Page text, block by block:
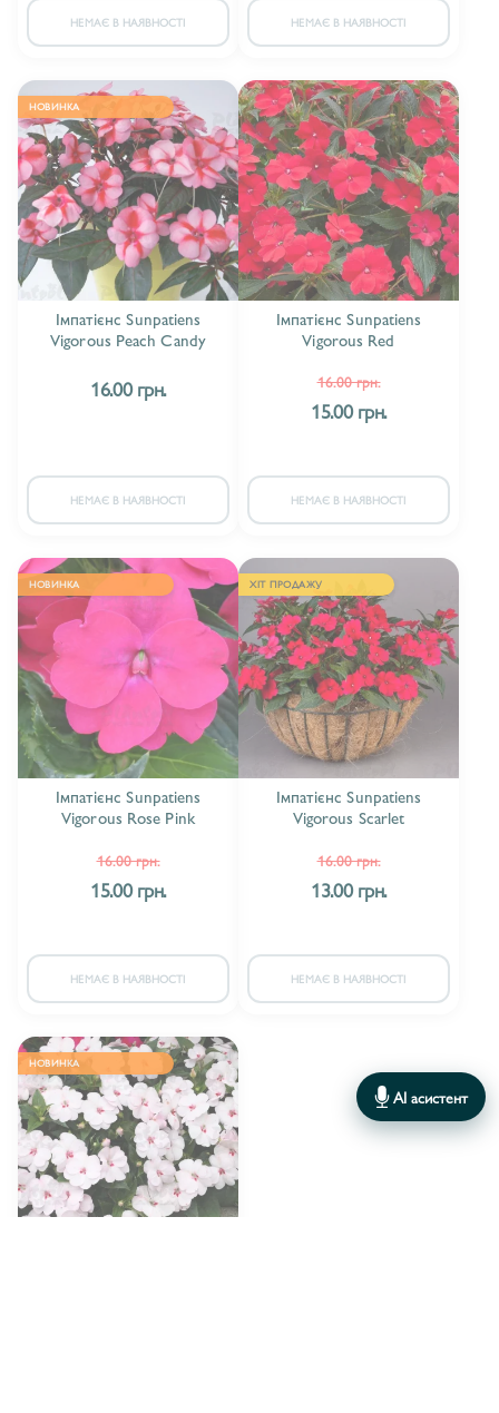
НЕМАЄ В НАЯВНОСТІ НЕМАЄ В НАЯВНОСТІ
НОВИНКА
Імпатієнс Sunpatiens
Vigorous Peach Candy
16.00 грн.
НЕМАЄ В НАЯВНОСТІ
Імпатієнс Sunpatiens
Vigorous Red
16.00 грн.
15.00 грн.
НЕМАЄ В НАЯВНОСТІ
НОВИНКА
Імпатієнс Sunpatiens
Vigorous Rose Pink
16.00 грн.
15.00 грн.
НЕМАЄ В НАЯВНОСТІ
ХІТ ПРОДАЖУ
Імпатієнс Sunpatiens
Vigorous Scarlet
16.00 грн.
13.00 грн.
НЕМАЄ В НАЯВНОСТІ
НОВИНКА
AI асистент